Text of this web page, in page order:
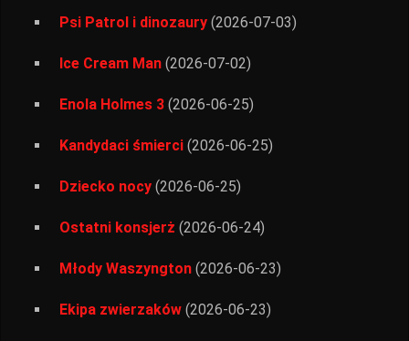
Psi Patrol i dinozaury (2026-07-03)
Ice Cream Man (2026-07-02)
Enola Holmes 3 (2026-06-25)
Kandydaci śmierci (2026-06-25)
Dziecko nocy (2026-06-25)
Ostatni konsjerż (2026-06-24)
Młody Waszyngton (2026-06-23)
Ekipa zwierzaków (2026-06-23)